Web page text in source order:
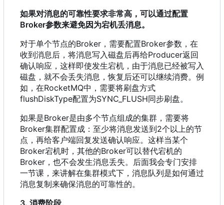
如果对消息的可靠性要求非常高 ， 可以通过配置
Broker参数来避免因为宕机丢消息。
对于单个节点的Broker ， 需要配置Broker参数 ， 在
收到消息后 ， 将消息写入磁盘后再给Producer返回
确认响应 ， 这样即使发生宕机 ， 由于消息已经被写入
磁盘 ， 就不会丢失消息 ，恢复后还可以继续消费。例
如 ， 在RocketMQ中 ， 需要将刷盘方式
flushDiskType配置为SYNC_FLUSH同步刷盘。
如果是Broker是由多个节点组成的集群 ， 需要将
Broker集群配置成 ： 至少将消息发送到2个以上的节
点 ， 再给客户端回复发送确认响应。这样当某个
Broker宕机时 ， 其他的Broker可以替代宕机的
Broker ， 也不会发生消息丢失。后面我会专门安排
一节课 ， 来讲解在集群模式下 ， 消息队列是如何通过
消息复制来确保消息的可靠性的。
3. 消费阶段